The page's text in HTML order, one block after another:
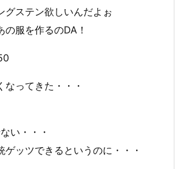
グステン欲しいんだよぉ
服を作るのDA！
なってきた・・・
い・・・
ゲッツできるというのに・・・